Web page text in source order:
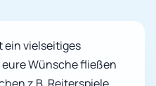
ein vielseitiges
Wünsche fließen